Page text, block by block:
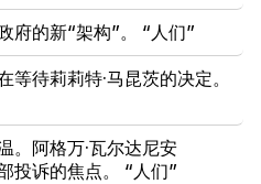
悲惨事件
府的新“架构”。 “人们”
待莉莉特·马昆茨的决定。
。阿格万·瓦尔达尼安
投诉的焦点。 “人们”